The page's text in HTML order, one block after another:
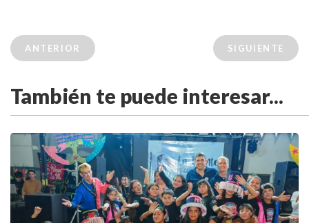
ANTERIOR SIGUIENTE
También te puede interesar...